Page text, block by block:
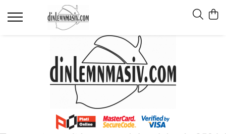
Materiale didactice
Calendarul naturii
Rigle pentru pictat
Teatru japonez